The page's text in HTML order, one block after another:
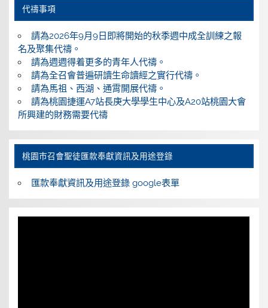
代禱事項
請為2026年9月9日即將開始的秋季週中成全訓練之報
名及聚集代禱。
請為週週得着更多的青年人代禱。
請為全召會普遍研讀生命讀經之實行代禱。
請為馬祖、西湖、通霄開展代禱。
請為桃園捷運A7站長庚大學學生中心及A20站桃園大會
所興建的財務需要代禱
桃園巿召會聖徒匯款奉獻資訊及用途登錄
匯款奉獻資訊及用途登錄 google表單